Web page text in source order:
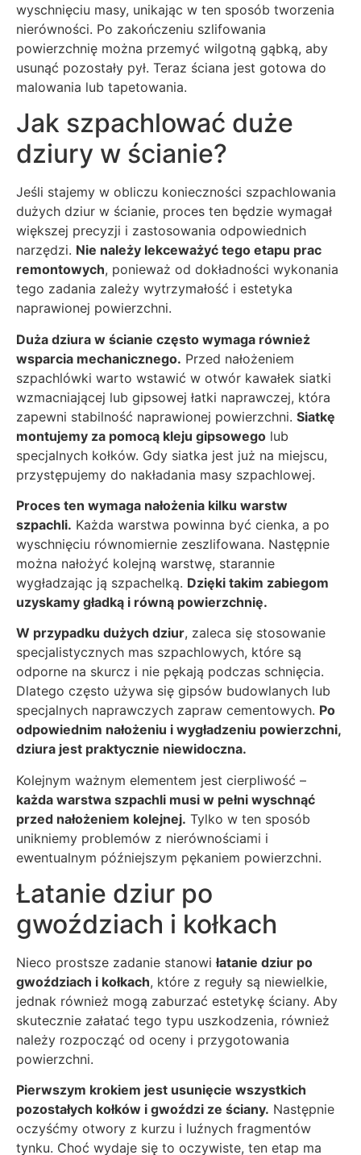
wyschnięciu masy, unikając w ten sposób tworzenia
nierówności. Po zakończeniu szlifowania
powierzchnię można przemyć wilgotną gąbką, aby
usunąć pozostały pył. Teraz ściana jest gotowa do
malowania lub tapetowania.
Jak szpachlować duże
dziury w ścianie?
Jeśli stajemy w obliczu konieczności szpachlowania
dużych dziur w ścianie, proces ten będzie wymagał
większej precyzji i zastosowania odpowiednich
narzędzi. Nie należy lekceważyć tego etapu prac
remontowych, ponieważ od dokładności wykonania
tego zadania zależy wytrzymałość i estetyka
naprawionej powierzchni.
Duża dziura w ścianie często wymaga również
wsparcia mechanicznego. Przed nałożeniem
szpachlówki warto wstawić w otwór kawałek siatki
wzmacniającej lub gipsowej łatki naprawczej, która
zapewni stabilność naprawionej powierzchni. Siatkę
montujemy za pomocą kleju gipsowego lub
specjalnych kołków. Gdy siatka jest już na miejscu,
przystępujemy do nakładania masy szpachlowej.
Proces ten wymaga nałożenia kilku warstw
szpachli. Każda warstwa powinna być cienka, a po
wyschnięciu równomiernie zeszlifowana. Następnie
można nałożyć kolejną warstwę, starannie
wygładzając ją szpachelką. Dzięki takim zabiegom
uzyskamy gładką i równą powierzchnię.
W przypadku dużych dziur, zaleca się stosowanie
specjalistycznych mas szpachlowych, które są
odporne na skurcz i nie pękają podczas schnięcia.
Dlatego często używa się gipsów budowlanych lub
specjalnych naprawczych zapraw cementowych. Po
odpowiednim nałożeniu i wygładzeniu powierzchni,
dziura jest praktycznie niewidoczna.
Kolejnym ważnym elementem jest cierpliwość –
każda warstwa szpachli musi w pełni wyschnąć
przed nałożeniem kolejnej. Tylko w ten sposób
unikniemy problemów z nierównościami i
ewentualnym późniejszym pękaniem powierzchni.
Łatanie dziur po
gwoździach i kołkach
Nieco prostsze zadanie stanowiłatanie dziur po
gwoździach i kołkach, które z reguły są niewielkie,
jednak również mogą zaburzać estetykę ściany. Aby
skutecznie załatać tego typu uszkodzenia, również
należy rozpocząć od oceny i przygotowania
powierzchni.
Pierwszym krokiem jest usunięcie wszystkich
pozostałych kołków i gwoździ ze ściany. Następnie
oczyśćmy otwory z kurzu i luźnych fragmentów
tynku. Choć wydaje się to oczywiste, ten etap ma